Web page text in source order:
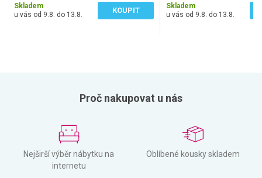
Skladem
u vás od 9.8. do 13.8.
KOUPIT
Skladem
u vás od 9.8. do 13.8.
Proč nakupovat u nás
Nejširší výběr nábytku na
internetu
Oblíbené kousky skladem